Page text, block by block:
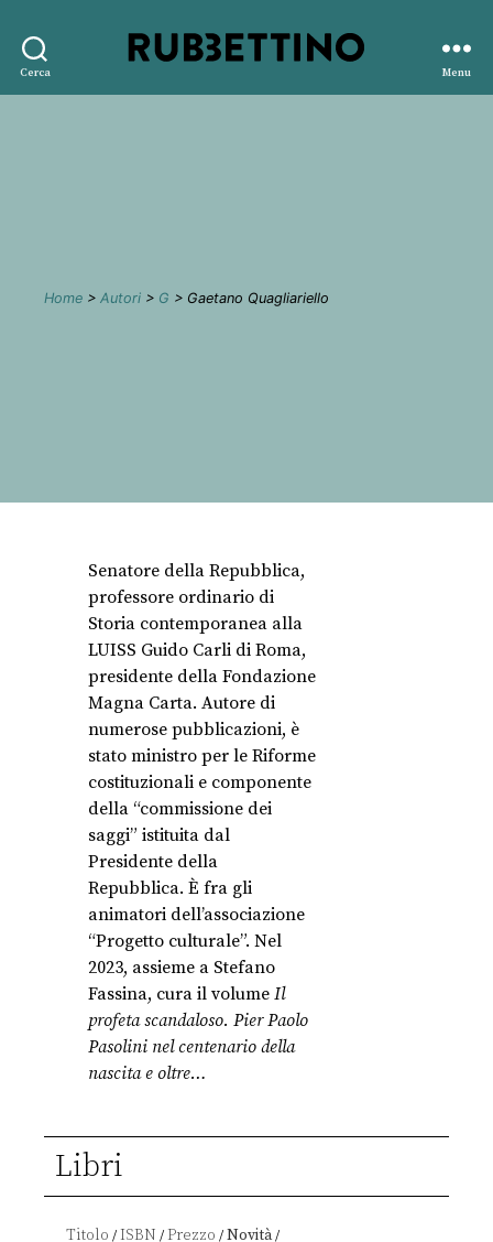
Cerca
editore
Menu
Home > Autori > G > Gaetano Quagliariello
Senatore della Repubblica,
professore ordinario di
Storia contemporanea alla
LUISS Guido Carli di Roma,
presidente della Fondazione
Magna Carta. Autore di
numerose pubblicazioni, è
stato ministro per le Riforme
costituzionali e componente
della “commissione dei
saggi” istituita dal
Presidente della
Repubblica. È fra gli
animatori dell’associazione
“Progetto culturale”. Nel
2023, assieme a Stefano
Fassina, cura il volume Il
profeta scandaloso. Pier Paolo
Pasolini nel centenario della
nascita e oltre…
Libri
Titolo /ISBN /Prezzo /Novità/